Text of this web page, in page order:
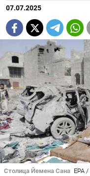
07.07.2025
Столица Йемена Сана EPA